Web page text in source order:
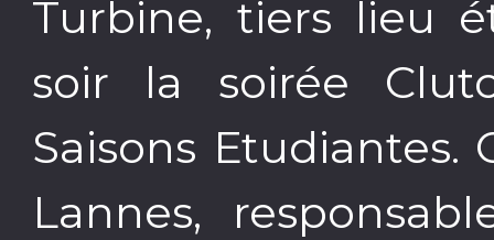
Turbine, tiers lieu
soir la soirée
Saisons Etudiantes.
Lannes,